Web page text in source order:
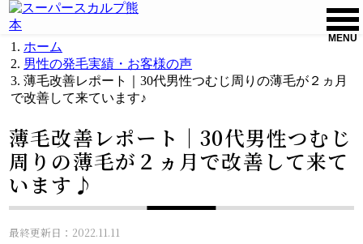
MENU
ホーム
男性の発毛実績・お客様の声
薄毛改善レポート｜30代男性つむじ周りの薄毛が２ヵ月
で改善して来ています♪
薄毛改善レポート｜30代男性つむじ
周りの薄毛が２ヵ月で改善して来て
います♪
最終更新日：2022.11.11